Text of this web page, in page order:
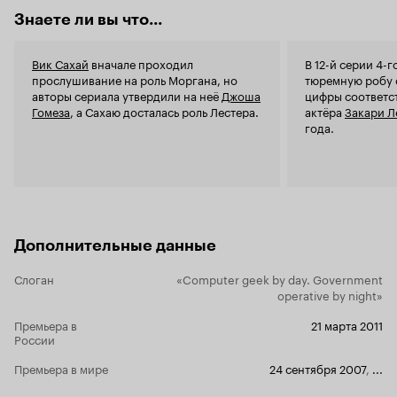
мало-
ЦРУшница -
любого
настоящее
(если вы
эмоций
Знаете ли вы что...
Вик Сахай вначале проходил
прослушивание на роль Моргана, но
авторы сериала утвердили на неё Джоша
Гомеза , а Сахаю досталась роль Лестера.
В 12-й серии 4-
тюремную робу
цифры
актёра Закари
года.
Дополнительные данные
Слоган
«Computer geek by day. Government
operative by night»
Премьера в
России
21 марта 2011
Премьера в мире 24 сентября 2007,